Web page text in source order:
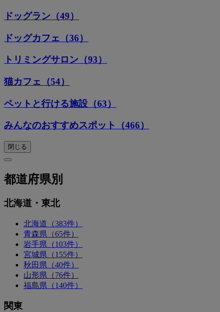
ドッグラン（49）
ドッグカフェ（36）
トリミングサロン（93）
猫カフェ（54）
ペットと行ける施設（63）
みんなのおすすめスポット（466）
閉じる
都道府県別
北海道・東北
北海道（383件）
青森県（65件）
岩手県（103件）
宮城県（155件）
秋田県（40件）
山形県（76件）
福島県（140件）
関東